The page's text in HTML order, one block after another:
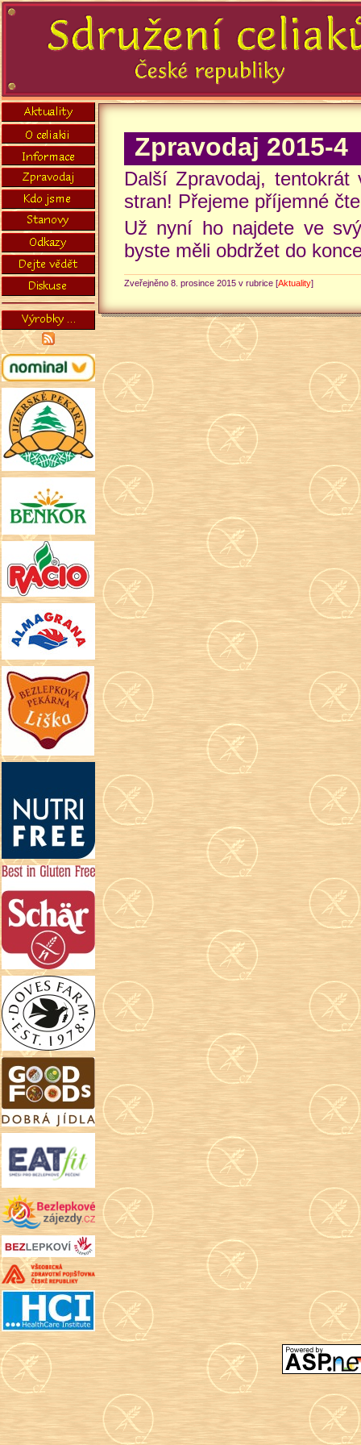
Zpravodaj 2015-4
Další Zpravodaj,
stran! Přejeme příjemné
Už nyní ho najdete ve
byste měli obdržet do
Zveřejněno 8. prosince 2015 v rubrice [Aktuality]